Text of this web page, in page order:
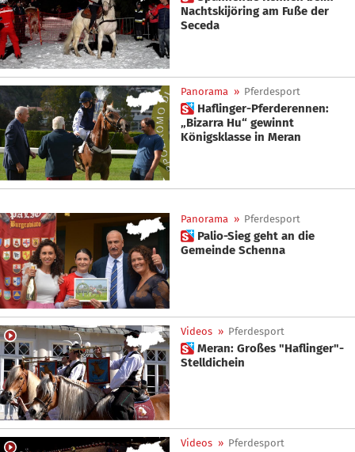
Nachtskijöring am Fuße der
Seceda
Panorama » Pferdesport
 Haflinger-Pferderennen:
„Bizarra Hu“ gewinnt
Königsklasse in Meran
Panorama » Pferdesport
 Palio-Sieg geht an die
Gemeinde Schenna
Videos » Pferdesport
 Meran: Großes "Haflinger"-
Stelldichein
Videos » Pferdesport